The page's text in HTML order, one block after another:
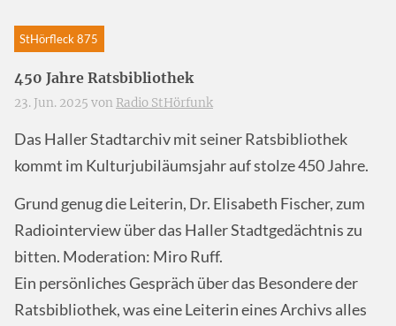
StHörfleck 875
450 Jahre Ratsbibliothek
23. Jun. 2025 von Radio StHörfunk
Das Haller Stadtarchiv mit seiner Ratsbibliothek
kommt im Kulturjubiläumsjahr auf stolze 450 Jahre.
Grund genug die Leiterin, Dr. Elisabeth Fischer, zum
Radiointerview über das Haller Stadtgedächtnis zu
bitten. Moderation: Miro Ruff.
Ein persönliches Gespräch über das Besondere der
Ratsbibliothek, was eine Leiterin eines Archivs alles